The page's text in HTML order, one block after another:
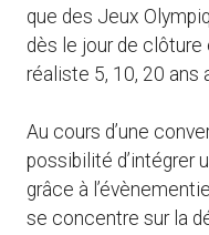
que des Jeux
dès le jour de
réaliste 5, 10, 20 ans
Au cours d’une
possibilité d’intégrer
grâce à
se concentre sur la